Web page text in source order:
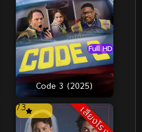
Full HD
Code 3 (2025)
เสียงโรง
7.3